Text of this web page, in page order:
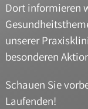
Dort informieren
unserer
besonderen
Schauen Sie
Laufenden!